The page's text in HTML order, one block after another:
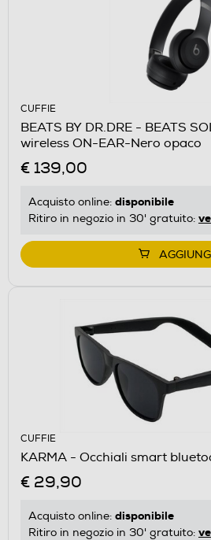
CUFFIE
BEATS BY DR.DRE - BEATS
wireless ON-EAR-Nero opaco
€ 139,00
Acquisto online: disponibile
Ritiro in negozio in 30' gratuito:
CUFFIE
KARMA - Occhiali smart
€ 29,90
Acquisto online: disponibile
Ritiro in negozio in 30' gratuito: